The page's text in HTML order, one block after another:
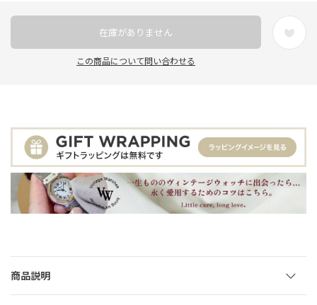
在庫がありません
この商品について問い合わせる
商品説明